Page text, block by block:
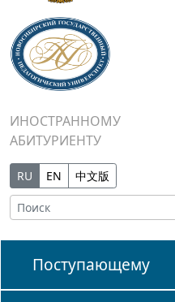
ИНОСТРАННОМУ
АБИТУРИЕНТУ
RU EN 中文版
Поступающему